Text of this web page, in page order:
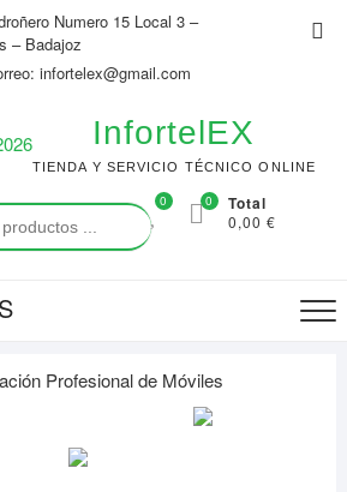
Numero 15 Local 3 –
– Badajoz
infortelex@gmail.com
InfortelEX
TIENDA Y SERVICIO TÉCNICO ONLINE
0 Total
0,00 €
0